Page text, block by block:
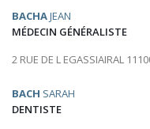
BACHAJEAN
MÉDECIN GÉNÉRALISTE
2 RUE DE L EGASSIAIRAL
BACH SARAH
DENTISTE